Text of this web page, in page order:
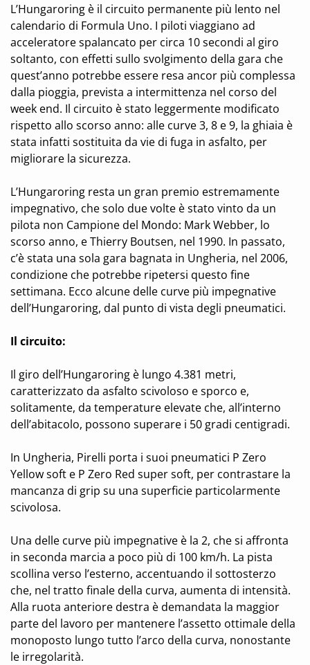
L’Hungaroring è il circuito permanente più lento nel
calendario di Formula Uno. I piloti viaggiano ad
acceleratore spalancato per circa 10 secondi al giro
soltanto, con effetti sullo svolgimento della gara che
quest’anno potrebbe essere resa ancor più complessa
dalla pioggia, prevista a intermittenza nel corso del
week end. Il circuito è stato leggermente modificato
rispetto allo scorso anno: alle curve 3, 8 e 9, la ghiaia è
stata infatti sostituita da vie di fuga in asfalto, per
migliorare la sicurezza.
L’Hungaroring resta un gran premio estremamente
impegnativo, che solo due volte è stato vinto da un
pilota non Campione del Mondo: Mark Webber, lo
scorso anno, e Thierry Boutsen, nel 1990. In passato,
c’è stata una sola gara bagnata in Ungheria, nel 2006,
condizione che potrebbe ripetersi questo fine
settimana. Ecco alcune delle curve più impegnative
dell’Hungaroring, dal punto di vista degli pneumatici.
Il circuito:
Il giro dell’Hungaroring è lungo 4.381 metri,
caratterizzato da asfalto scivoloso e sporco e,
solitamente, da temperature elevate che, all’interno
dell’abitacolo, possono superare i 50 gradi centigradi.
In Ungheria, Pirelli porta i suoi pneumatici P Zero
Yellow soft e P Zero Red super soft, per contrastare la
mancanza di grip su una superficie particolarmente
scivolosa.
Una delle curve più impegnative è la 2, che si affronta
in seconda marcia a poco più di 100 km/h. La pista
scollina verso l’esterno, accentuando il sottosterzo
che, nel tratto finale della curva, aumenta di intensità.
Alla ruota anteriore destra è demandata la maggior
parte del lavoro per mantenere l’assetto ottimale della
monoposto lungo tutto l’arco della curva, nonostante
le irregolarità.